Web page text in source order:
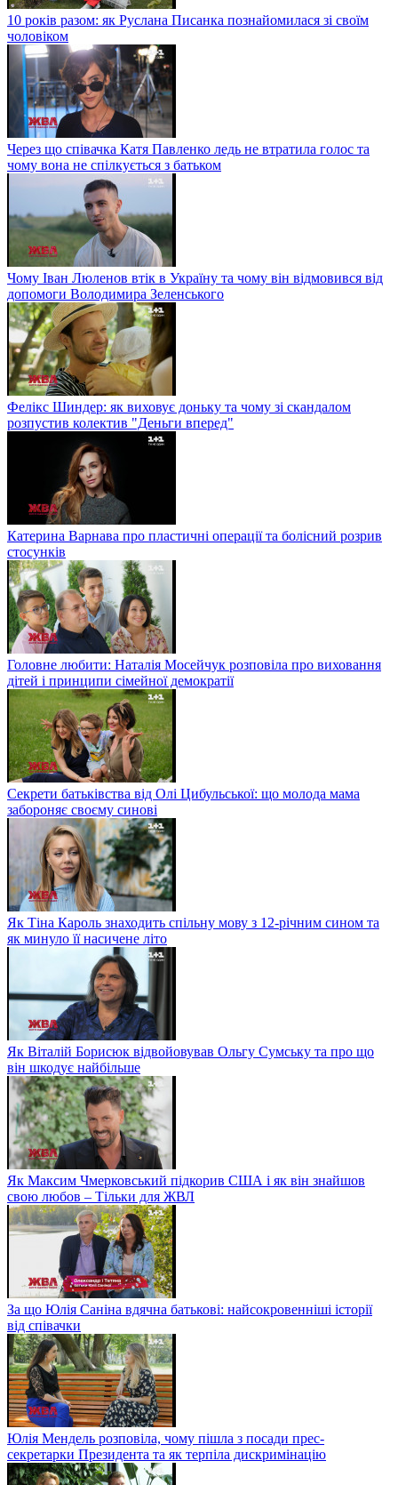
10 років разом: як Руслана Писанка познайомилася зі своїм
чоловіком
Через що співачка Катя Павленко ледь не втратила голос та
чому вона не спілкується з батьком
Чому Іван Люленов втік в Україну та чому він відмовився від
допомоги Володимира Зеленського
Фелікс Шиндер: як виховує доньку та чому зі скандалом
розпустив колектив "Деньги вперед"
Катерина Варнава про пластичні операції та болісний розрив
стосунків
Головне любити: Наталія Мосейчук розповіла про виховання
дітей і принципи сімейної демократії
Секрети батьківства від Олі Цибульської: що молода мама
забороняє своєму синові
Як Тіна Кароль знаходить спільну мову з 12-річним сином та
як минуло її насичене літо
Як Віталій Борисюк відвойовував Ольгу Сумську та про що
він шкодує найбільше
Як Максим Чмерковський підкорив США і як він знайшов
свою любов – Тільки для ЖВЛ
За що Юлія Саніна вдячна батькові: найсокровенніші історії
від співачки
Юлія Мендель розповіла, чому пішла з посади прес-
секретарки Президента та як терпіла дискримінацію